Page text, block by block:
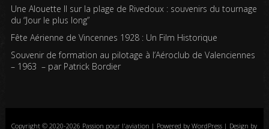
Une Alouette II sur la plage de Rivedoux : souvenirs du tournage
du “Jour le plus long”
Fête Aérienne de Vincennes 1928 : Un Film Historique
Souvenir de formation au pilotage à l’Aéroclub de Valenciennes
– 1963 – par Patrick Bordier
Copyright © 2020-2026 Passion pour l'aviation | Powered by WordPress | Design by